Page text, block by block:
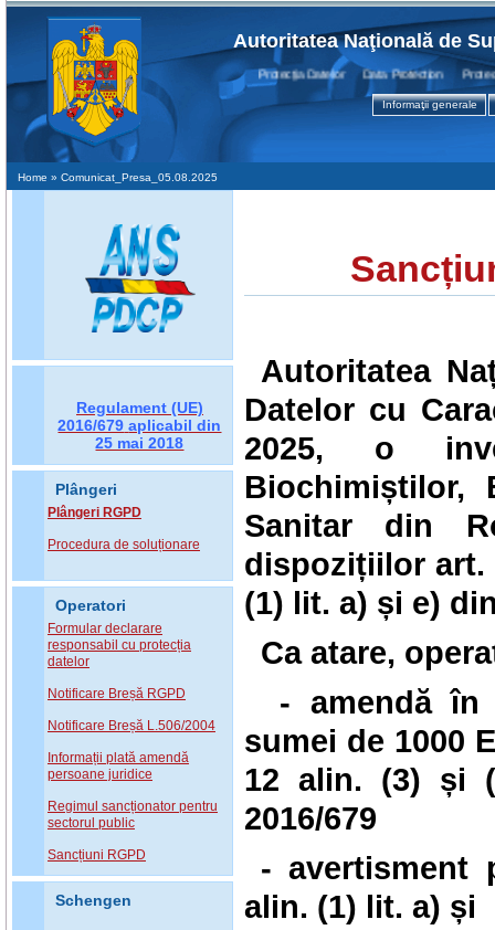
Autoritatea Naţională de
Protecţia Datelor Data Protection Protection
Informaţii generale
Home » Comunicat_Presa_05.08.2025
Regulament (UE)
2016/679 aplicabil din
25 mai 2018
Plângeri
Plângeri RGPD
Procedura de soluționare
Operatori
Formular declarare
responsabil cu protecția
datelor
Notificare Breșă RGPD
Notificare Breșă L.506/2004
Informații plată amendă
persoane juridice
Regimul sancționator pentru
sectorul public
Sancțiuni RGPD
Schengen
Autoritatea
Datelor cu
2025, o
Biochimiștilor,
Sanitar din
dispozițiilor art.
(1) lit. a) și e)
Ca atare,
- amendă
sumei de 1000
12 alin. (3) și
2016/679
- avertisment
alin. (1) lit. a) și